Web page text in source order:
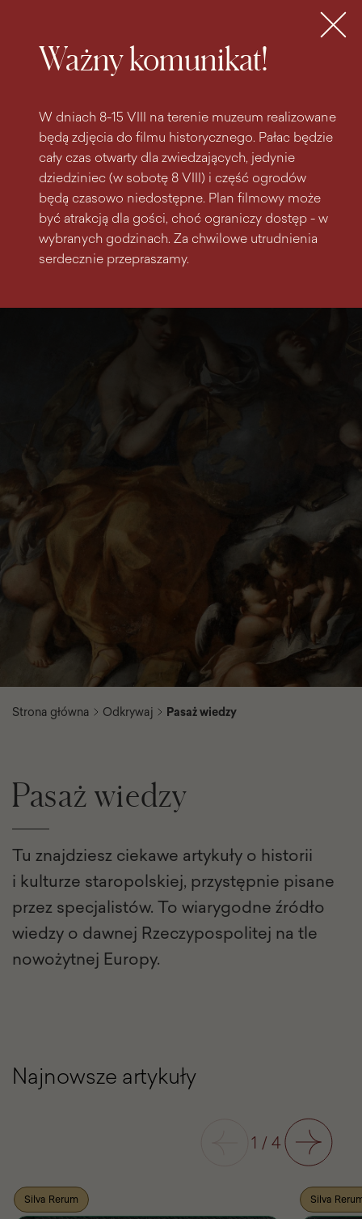
Ważny komunikat!
W dniach 8-15 VIII na terenie muzeum realizowane
będą zdjęcia do filmu historycznego. Pałac będzie
cały czas otwarty dla zwiedzających, jedynie
dziedziniec (w sobotę 8 VIII) i część ogrodów
będą czasowo niedostępne. Plan filmowy może
być atrakcją dla gości, choć ograniczy dostęp - w
wybranych godzinach. Za chwilowe utrudnienia
serdecznie przepraszamy.
MENU
Strona główna Odkrywaj Pasaż wiedzy
Pasaż wiedzy
Tu znajdziesz ciekawe artykuły o historii
i kulturze staropolskiej, przystępnie pisane
przez specjalistów. To wiarygodne źródło
wiedzy o dawnej Rzeczypospolitej na tle
nowożytnej Europy.
Najnowsze artykuły
1 /4 Następny
Silva Rerum Silva